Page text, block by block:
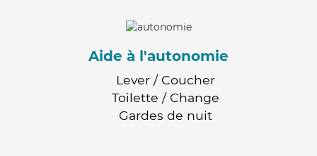
Aide à l'autonomie
Lever / Coucher
Toilette / Change
Gardes de nuit